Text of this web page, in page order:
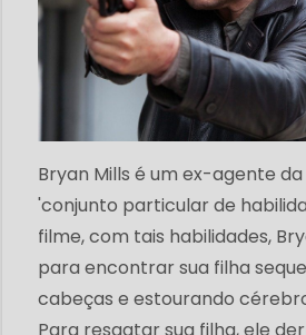
Bryan Mills é um ex-agente
'conjunto particular de
filme, com tais habilidades,
para encontrar sua filha
cabeças e estourando